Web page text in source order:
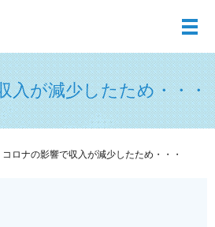
メ
入が減少したため・・・
コロナの影響で収入が減少したため・・・